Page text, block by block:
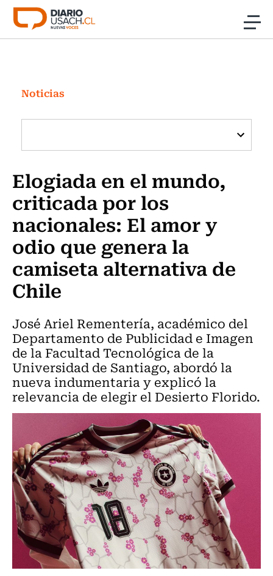
Click acá para ir directamente al contenido
Investigación
Cultura
Programas Radio y TV Usach
Noticias
Elogiada en el mundo,
criticada por los
nacionales: El amor y
odio que genera la
camiseta alternativa de
Chile
José Ariel Rementería, académico del
Departamento de Publicidad e Imagen
de la Facultad Tecnológica de la
Universidad de Santiago, abordó la
nueva indumentaria y explicó la
relevancia de elegir el Desierto Florido.